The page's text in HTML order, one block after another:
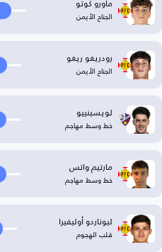
الجناح الأيمن
رودريغو ريغو
الجناح الأيمن
لويسينييو
خط وسط مهاجم
مارتيم واتس
خط وسط مهاجم
ليوناردو أوليفيرا
قلب الهجوم